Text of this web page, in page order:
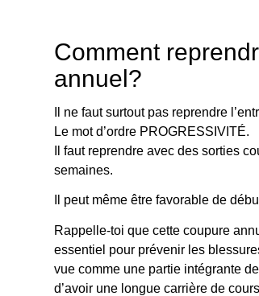
Comment
annuel?
Il ne faut surtout pas reprendre
Le mot d’ordre PROGRESSIVITÉ.
Il faut reprendre avec des sorties
semaines.
Il peut même être favorable de
Rappelle-toi que cette coupure
essentiel pour prévenir les
vue comme une partie intégrante
d’avoir une longue carrière de